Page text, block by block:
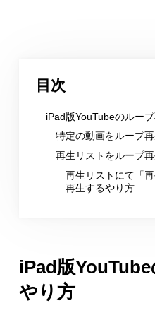
目次
iPad版YouTubeのルー
特定の動画をループ
再生リストをループ
再生リストにて「
再生するやり方
iPad版
やり方